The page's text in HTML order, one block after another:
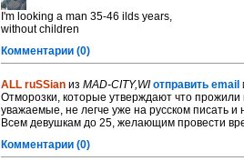
I'm looking a man 35-46 ilds years,
without children
Комментарии (0)
ALL ruSSian из MAD-CITY,WI отправить email
Отморозки, которые утверждают что
уважаемые, не легче уже на русском писать и
Всем девушкам до 25, желающим провести
Комментарии (0)